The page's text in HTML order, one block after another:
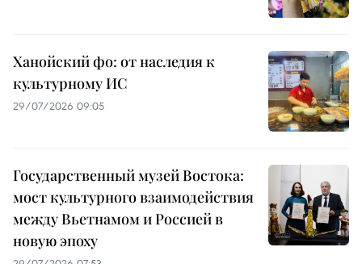
Ханойский фо: от наследия к
культурному ИС
29/07/2026 09:05
Государственный музей Востока:
мост культурного взаимодействия
между Вьетнамом и Россией в
новую эпоху